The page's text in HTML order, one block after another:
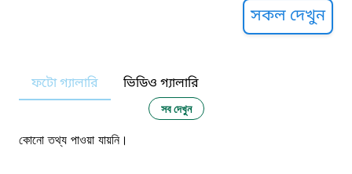
নারী ও শিশু নির্যাতন প্রতিরোধ
১০৬
সকল দেখুন
ফটো গ্যালারি ভিডিও গ্যালারি
সব দেখুন
কোনো তথ্য পাওয়া যায়নি।